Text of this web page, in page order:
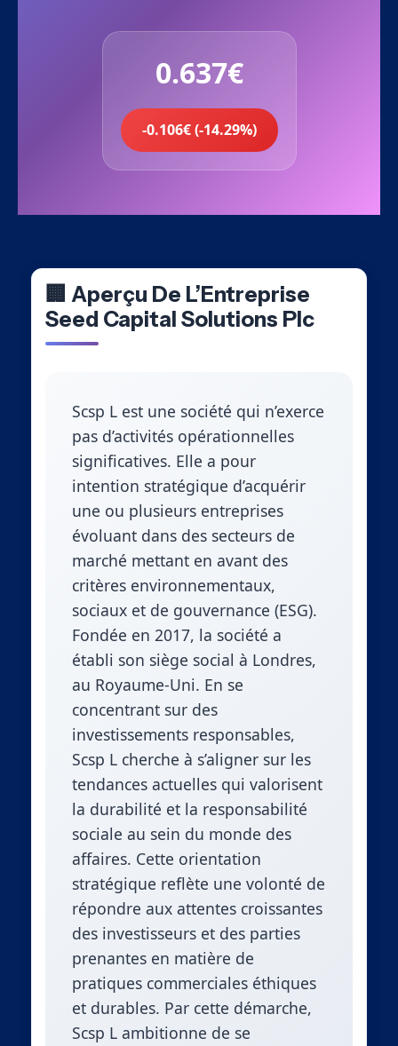
0.637€
-0.106€ (-14.29%)
🏢 Aperçu De L’Entreprise
Seed Capital Solutions Plc
Scsp L est une société qui n’exerce
pas d’activités opérationnelles
significatives. Elle a pour
intention stratégique d’acquérir
une ou plusieurs entreprises
évoluant dans des secteurs de
marché mettant en avant des
critères environnementaux,
sociaux et de gouvernance (ESG).
Fondée en 2017, la société a
établi son siège social à Londres,
au Royaume-Uni. En se
concentrant sur des
investissements responsables,
Scsp L cherche à s’aligner sur les
tendances actuelles qui valorisent
la durabilité et la responsabilité
sociale au sein du monde des
affaires. Cette orientation
stratégique reflète une volonté de
répondre aux attentes croissantes
des investisseurs et des parties
prenantes en matière de
pratiques commerciales éthiques
et durables. Par cette démarche,
Scsp L ambitionne de se